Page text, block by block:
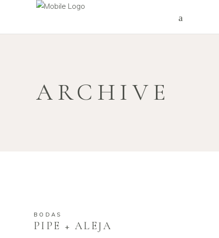
ARCHIVE
BODAS
PIPE + ALEJA